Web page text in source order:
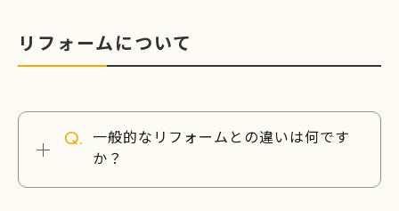
リフォームについて
一般的なリフォームとの違いは何です
か？